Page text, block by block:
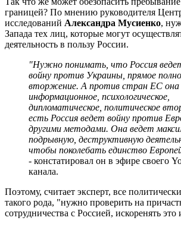
границей? По мнению руководителя
исследований Александра Мусиенко,
Запада тех лиц, которые могут
деятельность в пользу России.
"Нужно понимать, что Россия
войну против Украины, прямое
вторжение. А против стран ЕС она
информационное, психологическое,
дипломатическое, политическое
есть Россия ведет войну против
другими методами. Она ведет
подрывную, деструктивную
чтобы поколебать единство
- констатировал он в эфире своего
канала.
Поэтому, считает эксперт, все
такого рода, "нужно проверить на
сотрудничества с Россией, искоренять